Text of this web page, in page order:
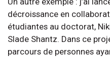
décroissance en
étudiantes au doctorat,
Slade Shantz. Dans ce
parcours de personnes